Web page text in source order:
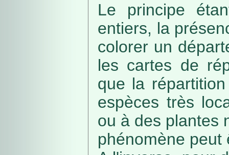
Le principe
entiers, la
colorer un
les cartes de
que la
espèces très
ou à des plantes
phénomène peut